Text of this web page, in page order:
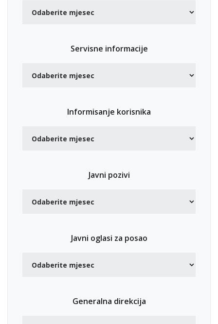
Servisne informacije
Informisanje korisnika
Javni pozivi
Javni oglasi za posao
Generalna direkcija